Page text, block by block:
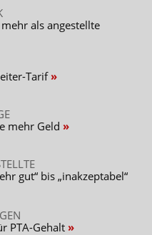
als angestellte
Tarif
mehr Geld
gut“ bis „inakzeptabel“
PTA-Gehalt